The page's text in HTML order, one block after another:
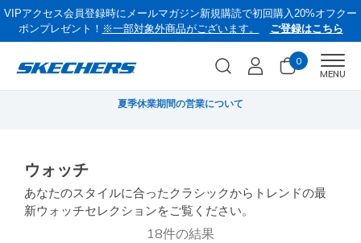
VIPアクセス会員登録時にメールマガジン新規購読で初回購入20%オフクー
ポンプレゼント！ ※一部対象外商品がございます。 ご登録はこちら
0
MENU
夏季休業期間の営業について
ウォッチ
あなたのスタイルに合ったクラシックからトレンドの最
新ウォッチセレクションをご覧ください。
18件の結果